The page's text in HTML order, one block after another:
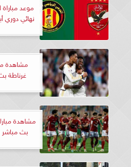
موعد
نهائي دوري
مشاهدة
غرناطة
مشاهدة
بث